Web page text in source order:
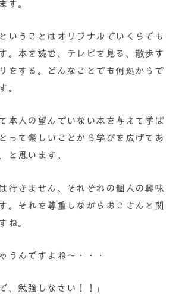
す。
いうことはオリジナルでいくらでも
。本を読む、テレビを見る、散歩す
をする。どんなことでも何処からで
。
本人の望んでいない本を与えて学ば
って楽しいことから学びを広げてあ
と思います。
行きません。それぞれの個人の興味
。それを尊重しながらおこさんと関
ね。
うんですよね〜・・・
、勉強しなさい！！」